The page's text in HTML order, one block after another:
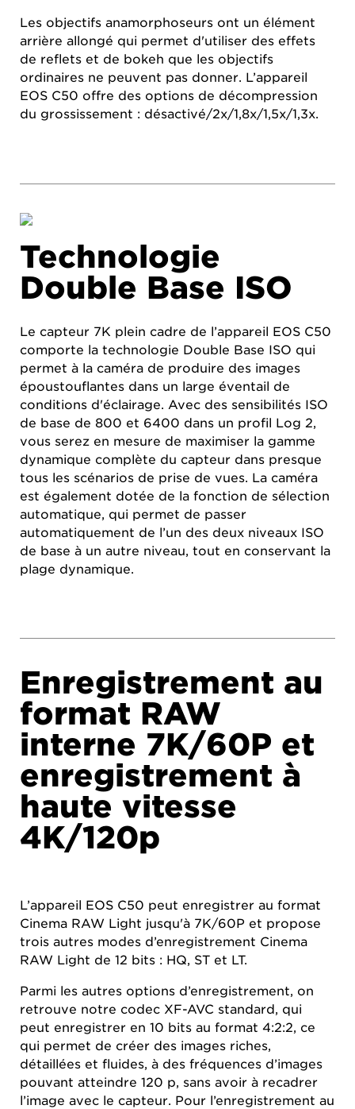
Les objectifs anamorphoseurs ont un élément
arrière allongé qui permet d'utiliser des effets
de reflets et de bokeh que les objectifs
ordinaires ne peuvent pas donner. L’appareil
EOS C50 offre des options de décompression
du grossissement : désactivé/2x/1,8x/1,5x/1,3x.
Technologie
Double Base ISO
Le capteur 7K plein cadre de l’appareil EOS C50
comporte la technologie Double Base ISO qui
permet à la caméra de produire des images
époustouflantes dans un large éventail de
conditions d'éclairage. Avec des sensibilités ISO
de base de 800 et 6400 dans un profil Log 2,
vous serez en mesure de maximiser la gamme
dynamique complète du capteur dans presque
tous les scénarios de prise de vues. La caméra
est également dotée de la fonction de sélection
automatique, qui permet de passer
automatiquement de l’un des deux niveaux ISO
de base à un autre niveau, tout en conservant la
plage dynamique.
Enregistrement au
format RAW
interne 7K/60P et
enregistrement à
haute vitesse
4K/120p
L’appareil EOS C50 peut enregistrer au format
Cinema RAW Light jusqu'à 7K/60P et propose
trois autres modes d’enregistrement Cinema
RAW Light de 12 bits : HQ, ST et LT.
Parmi les autres options d’enregistrement, on
retrouve notre codec XF-AVC standard, qui
peut enregistrer en 10 bits au format 4:2:2, ce
qui permet de créer des images riches,
détaillées et fluides, à des fréquences d’images
pouvant atteindre 120 p, sans avoir à recadrer
l’image avec le capteur. Pour l’enregistrement au